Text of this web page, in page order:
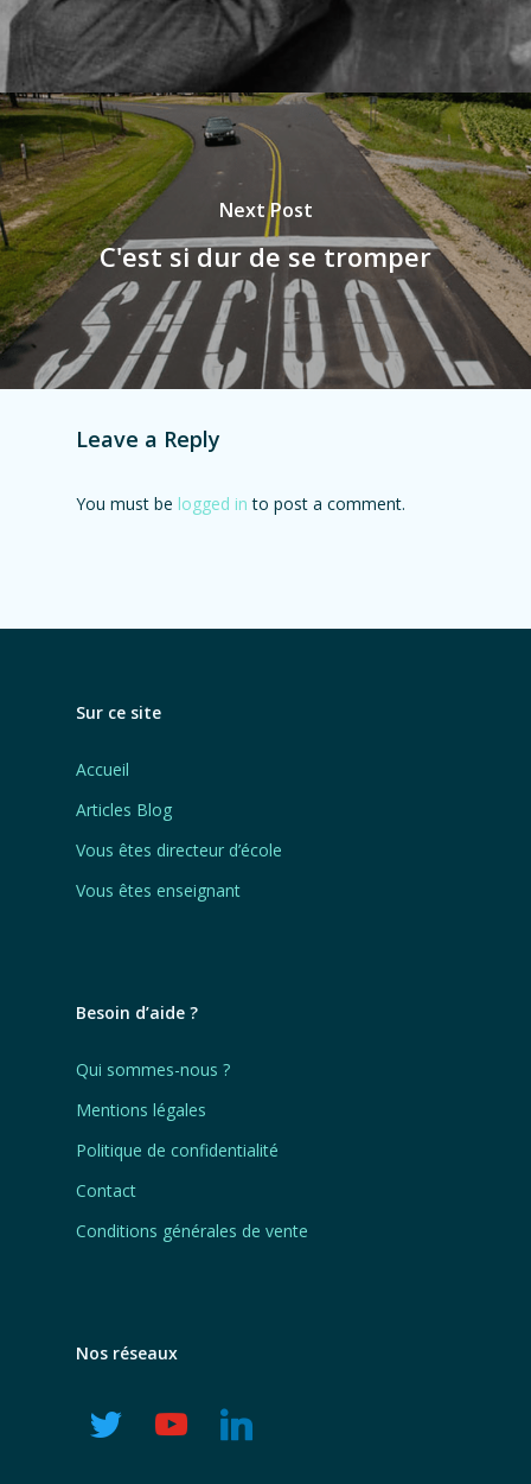
Next Post
C'est si dur de se tromper
Leave a Reply
You must be logged in to post a comment.
Sur ce site
Accueil
Articles Blog
Vous êtes directeur d’école
Vous êtes enseignant
Besoin d’aide ?
Qui sommes-nous ?
Mentions légales
Politique de confidentialité
Contact
Conditions générales de vente
Nos réseaux